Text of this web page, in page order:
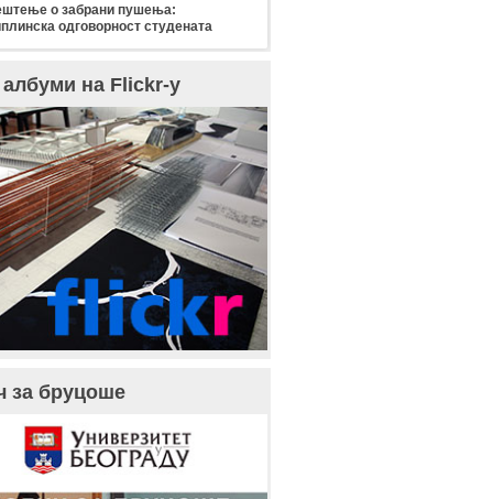
о забрани пушења:
одговорност студената
на Flickr-у
за бруцоше